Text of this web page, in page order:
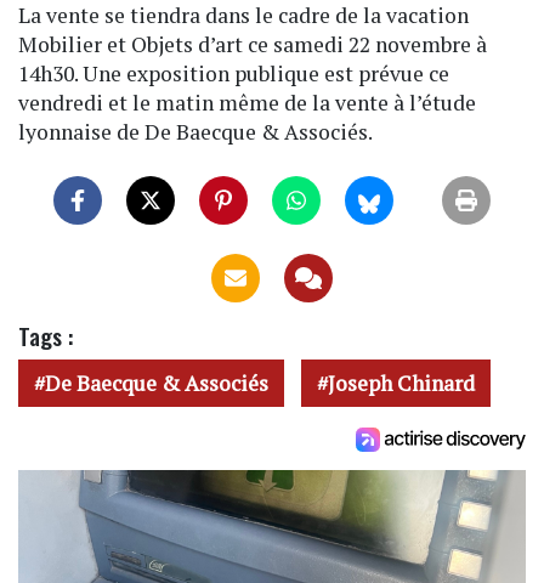
La vente se tiendra dans le cadre de la vacation
Mobilier et Objets d’art ce samedi 22 novembre à
14h30. Une exposition publique est prévue ce
vendredi et le matin même de la vente à l’étude
lyonnaise de De Baecque & Associés.
Tags :
De Baecque & Associés Joseph Chinard